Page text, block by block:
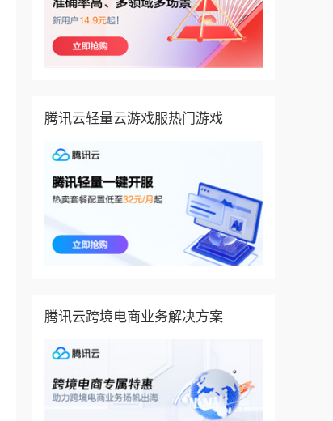
腾讯云轻量云游戏服热门游戏
腾讯云跨境电商业务解决方案